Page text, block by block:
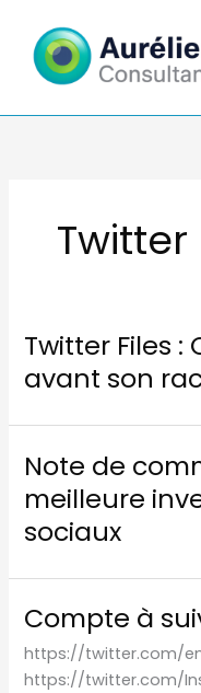
contenu
Twitter
Twitter Files
avant son
Note de
meilleure
sociaux
Compte à
https://twitter.com/
https://twitter.com/